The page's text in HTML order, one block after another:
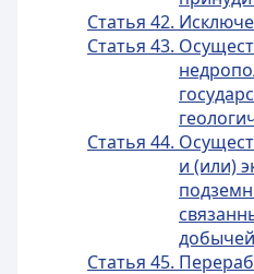
Статья 42.
Статья 43.
Статья 44.
и (или)
добычей
Статья 45.